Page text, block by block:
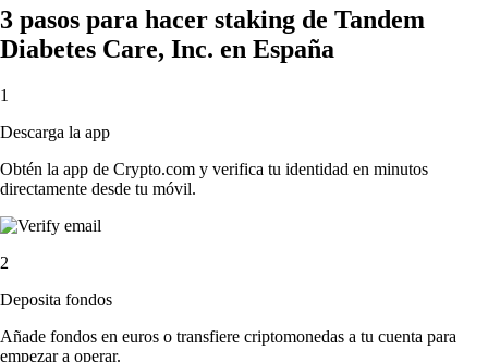
3 pasos para hacer staking de Tandem
Diabetes Care, Inc. en España
1
Descarga la app
Obtén la app de Crypto.com y verifica tu identidad en minutos
directamente desde tu móvil.
2
Deposita fondos
Añade fondos en euros o transfiere criptomonedas a tu cuenta para
empezar a operar.